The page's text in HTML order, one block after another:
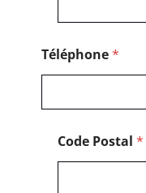
Téléphone*
Code Postal *